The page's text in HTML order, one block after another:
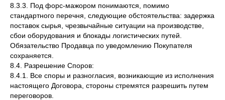
8.3.3. Под форс-мажором понимаются, помимо
стандартного перечня, следующие обстоятельства: задержка
поставок сырья, чрезвычайные ситуации на производстве,
сбои оборудования и блокады логистических путей.
Обязательство Продавца по уведомлению Покупателя
сохраняется.
8.4. Разрешение Споров:
8.4.1. Все споры и разногласия, возникающие из исполнения
настоящего Договора, стороны стремятся разрешить путем
переговоров.